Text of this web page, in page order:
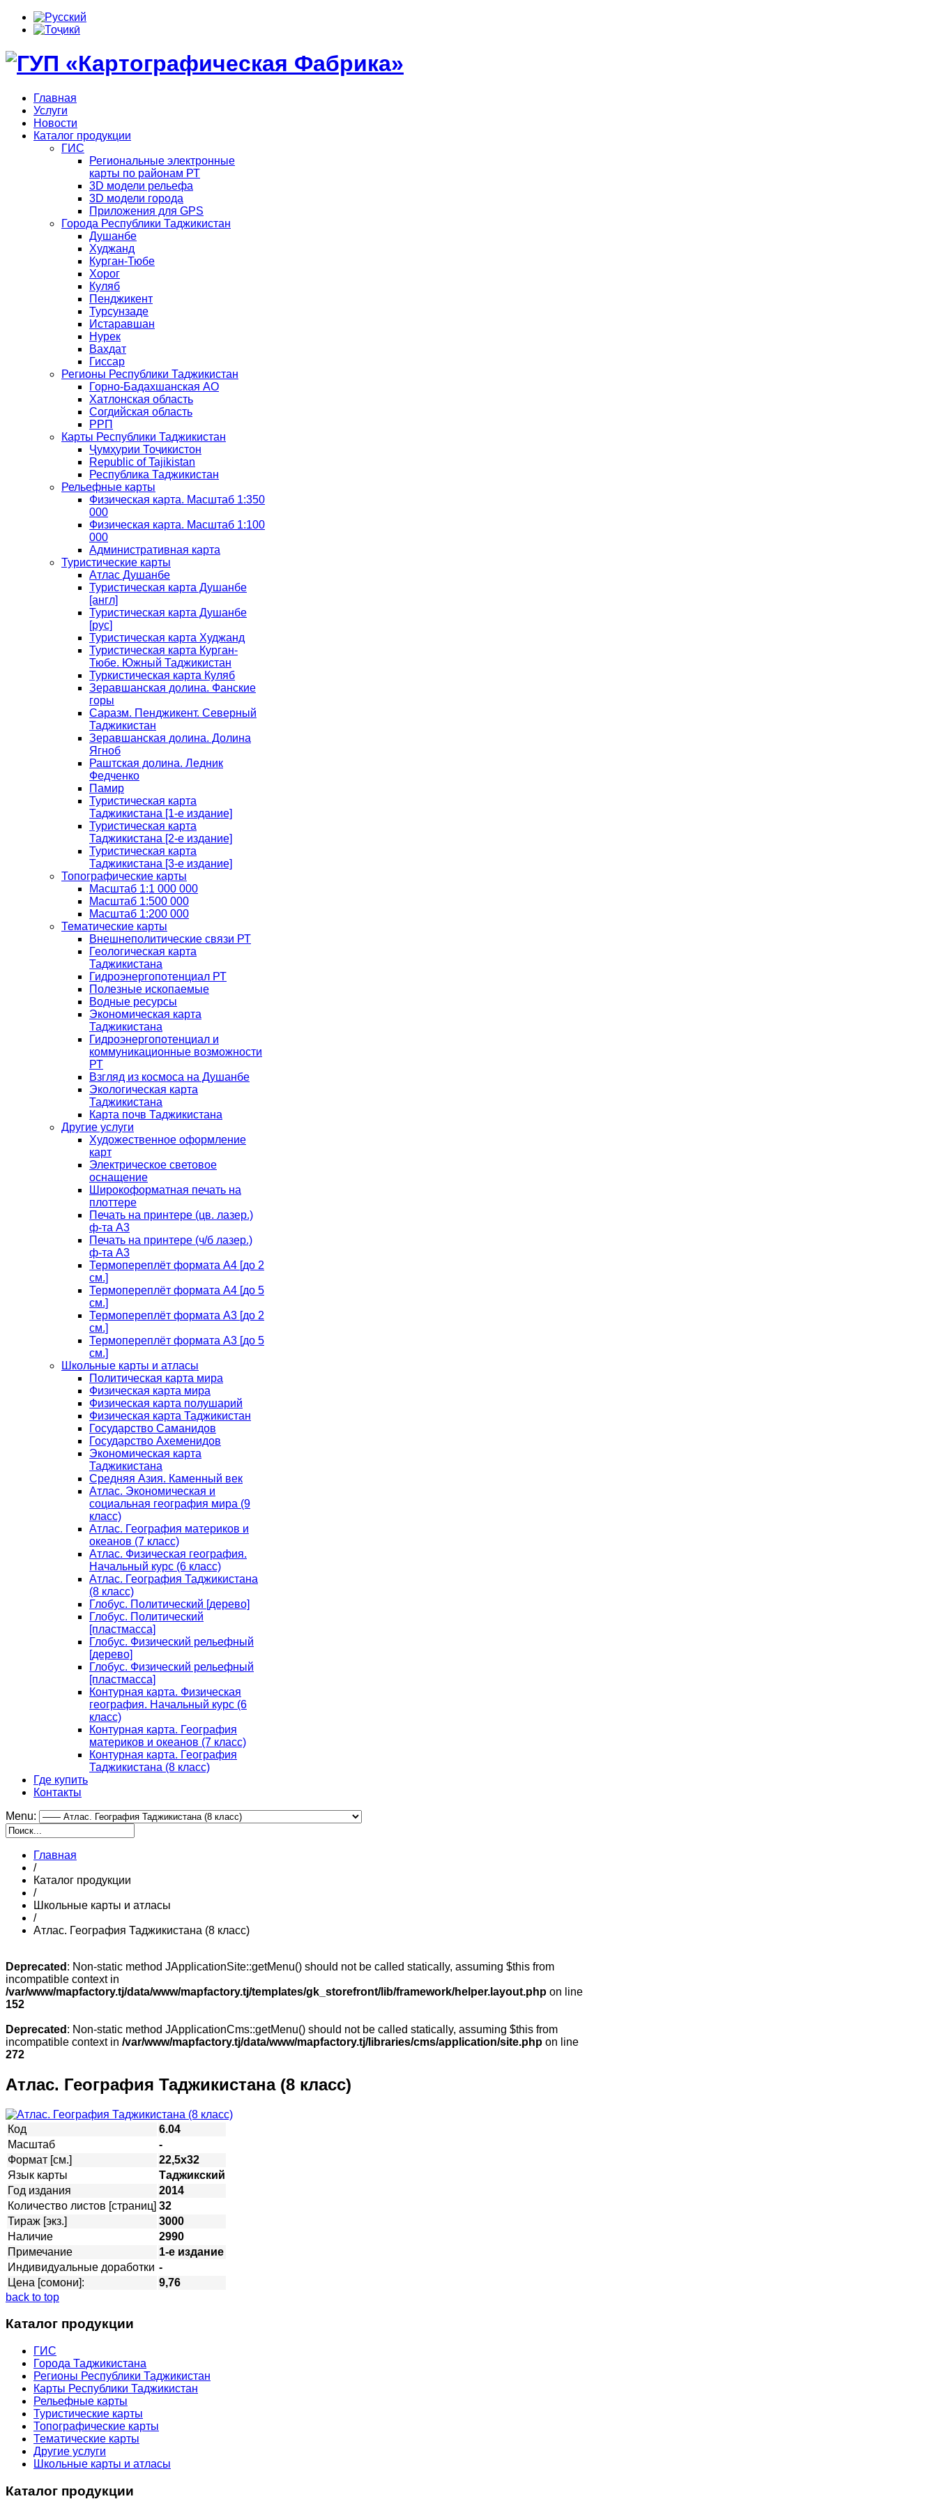
Главная
Услуги
Новости
Каталог продукции
ГИС
Региональные электронные
карты по районам РТ
3D модели рельефа
3D модели города
Приложения для GPS
Города Республики Таджикистан
Душанбе
Худжанд
Курган-Тюбе
Хорог
Куляб
Пенджикент
Турсунзаде
Истаравшан
Нурек
Вахдат
Гиссар
Регионы Республики Таджикистан
Горно-Бадахшанская АО
Хатлонская область
Согдийская область
РРП
Карты Республики Таджикистан
Ҷумҳурии Тоҷикистон
Republic of Tajikistan
Республика Таджикистан
Рельефные карты
Физическая карта. Масштаб 1:350
000
Физическая карта. Масштаб 1:100
000
Административная карта
Туристические карты
Атлас Душанбе
Туристическая карта Душанбе
[англ]
Туристическая карта Душанбе
[рус]
Туристическая карта Худжанд
Туристическая карта Курган-
Тюбе. Южный Таджикистан
Туркистическая карта Куляб
Зеравшанская долина. Фанские
горы
Саразм. Пенджикент. Северный
Таджикистан
Зеравшанская долина. Долина
Ягноб
Раштская долина. Ледник
Федченко
Памир
Туристическая карта
Таджикистана [1-е издание]
Туристическая карта
Таджикистана [2-е издание]
Туристическая карта
Таджикистана [3-е издание]
Топографические карты
Масштаб 1:1 000 000
Масштаб 1:500 000
Масштаб 1:200 000
Тематические карты
Внешнеполитические связи РТ
Геологическая карта
Таджикистана
Гидроэнергопотенциал РТ
Полезные ископаемые
Водные ресурсы
Экономическая карта
Таджикистана
Гидроэнергопотенциал и
коммуникационные возможности
РТ
Взгляд из космоса на Душанбе
Экологическая карта
Таджикистана
Карта почв Таджикистана
Другие услуги
Художественное оформление
карт
Электрическое световое
оснащение
Широкоформатная печать на
плоттере
Печать на принтере (цв. лазер.)
ф-та А3
Печать на принтере (ч/б лазер.)
ф-та А3
Термопереплёт формата А4 [до 2
см.]
Термопереплёт формата А4 [до 5
см.]
Термопереплёт формата А3 [до 2
см.]
Термопереплёт формата А3 [до 5
см.]
Школьные карты и атласы
Политическая карта мира
Физическая карта мира
Физическая карта полушарий
Физическая карта Таджикистан
Государство Саманидов
Государство Ахеменидов
Экономическая карта
Таджикистана
Средняя Азия. Каменный век
Атлас. Экономическая и
социальная география мира (9
класс)
Атлас. География материков и
океанов (7 класс)
Атлас. Физическая география.
Начальный курс (6 класс)
Атлас. География Таджикистана
(8 класс)
Глобус. Политический [дерево]
Глобус. Политический
[пластмасса]
Глобус. Физический рельефный
[дерево]
Глобус. Физический рельефный
[пластмасса]
Контурная карта. Физическая
география. Начальный курс (6
класс)
Контурная карта. География
материков и океанов (7 класс)
Контурная карта. География
Таджикистана (8 класс)
Где купить
Контакты
Menu:
Главная
/
Каталог продукции
/
Школьные карты и атласы
/
Атлас. География Таджикистана (8 класс)
Deprecated : Non-static method JApplicationSite::getMenu() should not be called statically, assuming $this from
incompatible context in
/var/www/mapfactory.tj/data/www/mapfactory.tj/templates/gk_storefront/lib/framework/helper.layout.php on line
152
Deprecated : Non-static method JApplicationCms::getMenu() should not be called statically, assuming $this from
incompatible context in /var/www/mapfactory.tj/data/www/mapfactory.tj/libraries/cms/application/site.php on line
272
Атлас. География Таджикистана (8 класс)
Код
6.04
Масштаб
-
Формат [см.]
22,5х32
Язык карты
Таджикский
Год издания
2014
Количество листов [страниц] 32
Тираж [экз.]
3000
Наличие
2990
Примечание
1-е издание
Индивидуальные доработки -
Цена [сомони]:
9,76
back to top
Каталог продукции
ГИС
Города Таджикистана
Регионы Республики Таджикистан
Карты Республики Таджикистан
Рельефные карты
Туристические карты
Топографические карты
Тематические карты
Другие услуги
Школьные карты и атласы
Каталог продукции